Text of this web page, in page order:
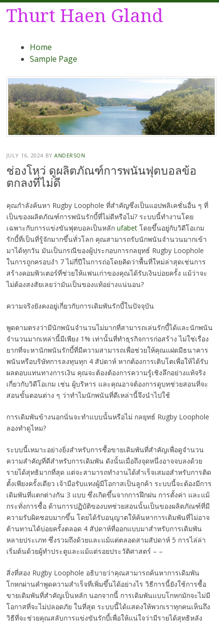
Thurt Haen Gland
Menu
Skip
Home
Sample Page
JULY 16, 2024 BYANDERSON
ช่องโหว่ ดูผลิตภัณฑ์การพนันฟุตบอลข้อ
ตกลงที่ไม่ดี
คุณกำลังค้นหา Rugby Loophole ที่สำคัญซึ่งเป็นแอปพลิเคชั่นอื่น ๆ ที่
เป็นของผลิตภัณฑ์การพนันรักบี้ที่ไม่ดีหรือไม่? ระบบนี้ทำงานโดย
เฉพาะกับการแข่งขันฟุตบอลเป็นหลัก ufabetโดยขึ้นอยู่กับวิดีโอเกม
รักบี้ที่เป็นที่รู้จักมากขึ้นทั่วโลก คุณสามารถรับนักพนันจำนวนมากเข้า
มาได้ทุกวัน มันเป็นกรณีของผู้ประกอบการกลยุทธ์ Rugby Loophole
ในการถูกครอบงำ 7 ไม่กี่ปีในการถ่อโดยคิดว่าพื้นที่ใหม่ล่าสุดเช่นการ
สร้างคอมพิวเตอร์ที่ช่วยให้แฟนเก่าของคุณได้รับเงินบ่อยครั้ง แม้ว่าจะ
ไม่ต้องสงสัยเลยว่ามันเป็นของแท้อย่างแน่นอน?
ความจริงยังคงอยู่เกี่ยวกับการเดิมพันรักบี้ในปัจจุบัน
พูดตามตรงว่ามีนักพนันจำนวนไม่มากที่สามารถเล่นรักบี้ได้และนักพนัน
จำนวนมากเหล่านี้มีเพียง 1% เท่านั้นที่ทำธุรกิจการก่อสร้าง ไม่ใช่เรื่อง
ยากที่จะหานักพนันรักบี้ที่มีความสามารถเพื่อช่วยให้คุณแฝดมีธนาคาร
พนันหรือบริษัทการลงทุนทุก 4 สัปดาห์ หากต้องการเติบโตเพื่อให้ได้รับ
ผลตอบแทนทางการเงิน คุณจะต้องต้องการความรู้เชิงลึกอย่างแท้จริง
เกี่ยวกับวิดีโอเกม เช่น ผู้บริหาร และคุณอาจต้องการดูบทช่วยสอนที่จะ
สอนขั้นตอนต่าง ๆ ว่าทำไมนักพนันที่ดีเหล่านี้จึงนำไปใช้
การเดิมพันข้างนอกนั่นจะทำแบบนั้นหรือไม่ กลยุทธ์ Rugby Loophole
ลองทำดูไหม?
ระบบนี้เหมาะอย่างยิ่งสำหรับการซื้อขายเดิมพันที่สำคัญเพื่อดูจำนวน
ความสำคัญที่ดีสำหรับการเดิมพัน ดังนั้นเมื่อถึงจุดหนึ่งอาจจบลงด้วย
รายได้สุทธิมากที่สุด แต่จะสามารถทำงานได้สำเร็จเสมอสำหรับการติด
ตั้งเพียงครั้งเดียว เจ้ามือรับแทงผู้มีโอกาสเป็นลูกค้า ระบบนี้จะต้องมีการ
เดิมพันที่แตกต่างกัน 3 แบบ ซึ่งเกิดขึ้นจากการฝึกฝน การตั้งค่า และแม้
กระทั่งการซื้อ ด้านการปฏิบัติของบทช่วยสอนนั้นเป็นของผลิตภัณฑ์ที่มี
ความรับผิดชอบมากขึ้น โดยได้รับอนุญาตให้ค้นหาการเดิมพันที่ไม่อาจ
ต้านทานได้บ่อยครั้งตลอด 4 สัปดาห์ที่ออกแบบมาสำหรับการเดิมพัน
หลายประเภท ซึ่งรวมถึงด้วยและแม้แต่ตลอดสามสัปดาห์ 5 การไล่ล่า
เริ่มต้นด้วยผู้ทำประตูและแม้แต่รอยประวัติศาสตร์ – –
สิ่งที่สอง Rugby Loophole อธิบายว่าคุณสามารถค้นหาการเดิมพัน
โกหกผ่านคำพูดความสำเร็จที่เพิ่มขึ้นได้อย่างไร วิธีการนี้ยังใช้การซื้อ
ขายเดิมพันที่สำคัญเป็นหลัก นอกจากนี้ การเดิมพันแบบโกหกมักจะไม่มี
โอกาสที่จะไม่ปลอดภัย ในที่สุด ระบบนี้ได้แสดงให้พวกเราทุกคนเห็นถึง
วิธีที่จะช่วยคุณสลับการแข่งขันรักบี้เพื่อให้แน่ใจว่ามีรายได้สุทธิหลัง